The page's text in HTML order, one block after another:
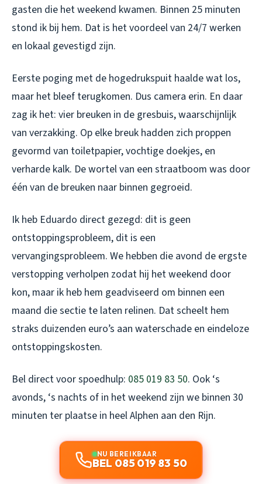
gasten die het weekend kwamen. Binnen 25 minuten
stond ik bij hem. Dat is het voordeel van 24/7 werken
en lokaal gevestigd zijn.
Eerste poging met de hogedrukspuit haalde wat los,
maar het bleef terugkomen. Dus camera erin. En daar
zag ik het: vier breuken in de gresbuis, waarschijnlijk
van verzakking. Op elke breuk hadden zich proppen
gevormd van toiletpapier, vochtige doekjes, en
verharde kalk. De wortel van een straatboom was door
één van de breuken naar binnen gegroeid.
Ik heb Eduardo direct gezegd: dit is geen
ontstoppingsprobleem, dit is een
vervangingsprobleem. We hebben die avond de ergste
verstopping verholpen zodat hij het weekend door
kon, maar ik heb hem geadviseerd om binnen een
maand die sectie te laten relinen. Dat scheelt hem
straks duizenden euro’s aan waterschade en eindeloze
ontstoppingskosten.
Bel direct voor spoedhulp: 085 019 83 50. Ook ‘s
avonds, ‘s nachts of in het weekend zijn we binnen 30
minuten ter plaatse in heel Alphen aan den Rijn.
NU BEREIKBAAR
BEL 085 019 83 50